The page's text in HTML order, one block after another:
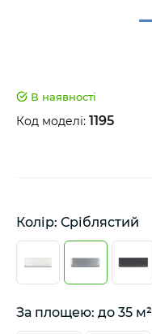
В наявності
Код моделі: 1195
Колір: Сріблястий
За площею: до 35 м²